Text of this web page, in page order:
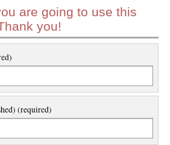
are going to use this
you!
(required)